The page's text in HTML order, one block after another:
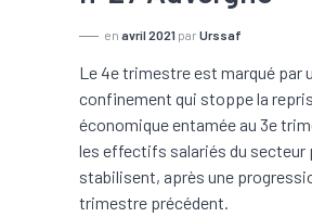
en avril 2021 par Urssaf
Le 4e trimestre est marqué par
confinement qui stoppe la
économique entamée au 3e
les effectifs salariés du secteur
stabilisent, après une
trimestre précédent.